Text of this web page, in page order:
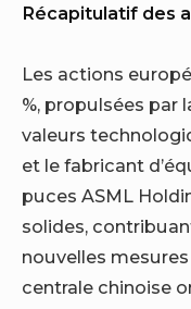
Récapitulatif des
Les actions
%, propulsées par
valeurs
et le fabricant
puces ASML
solides,
nouvelles
centrale chinoise